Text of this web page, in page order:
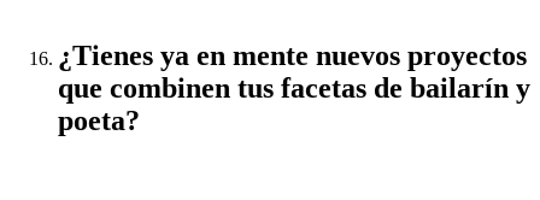
¿Tienes ya en mente nuevos proyectos
que combinen tus facetas de bailarín y
poeta?